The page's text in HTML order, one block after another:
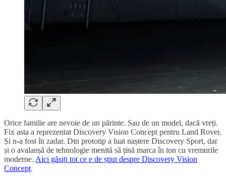
Orice familie are nevoie de un părinte. Sau de un model, dacă vreți.
Fix asta a reprezentat Discovery Vision Concept pentru Land Rover.
Și n-a fost în zadar. Din prototip a luat naștere Discovery Sport, dar
și o avalanșă de tehnologie menită să țină marca în ton cu vremurile
moderne. Aici găsiți tot ce e de știut despre Discovery Vision
Concept.